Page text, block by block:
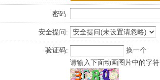
密码:
安全提问:
验证码:
换一个
请输入下面动画图片中的字符